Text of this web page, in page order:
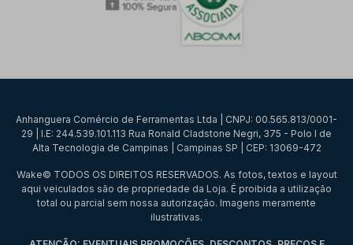
Anhanguera Comércio de Ferramentas Ltda | CNPJ: 00.565.813/0001-
29 | I.E: 244.539.101.113 Rua Ronald Cladstone Negri, 375 - Polo I de
Alta Tecnologia de Campinas | Campinas SP | CEP: 13069-472
Wake© TODOS OS DIREITOS RESERVADOS. As fotos, textos e layout
aqui veiculados são de propriedade da Loja. É proibida a utilização
total ou parcial sem nossa autorização. Imagens meramente
ilustrativas.